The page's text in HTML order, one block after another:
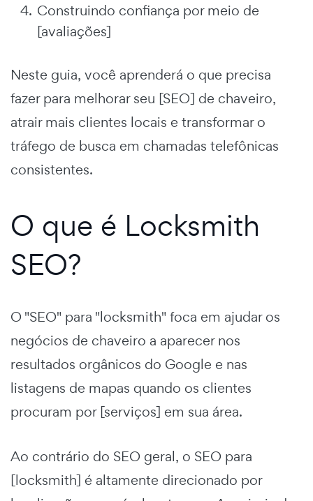
Construindo confiança por meio de
[avaliações]
Neste guia, você aprenderá o que precisa
fazer para melhorar seu [SEO] de chaveiro,
atrair mais clientes locais e transformar o
tráfego de busca em chamadas telefônicas
consistentes.
O que é Locksmith
SEO?
O "SEO" para "locksmith" foca em ajudar os
negócios de chaveiro a aparecer nos
resultados orgânicos do Google e nas
listagens de mapas quando os clientes
procuram por [serviços] em sua área.
Ao contrário do SEO geral, o SEO para
[locksmith] é altamente direcionado por